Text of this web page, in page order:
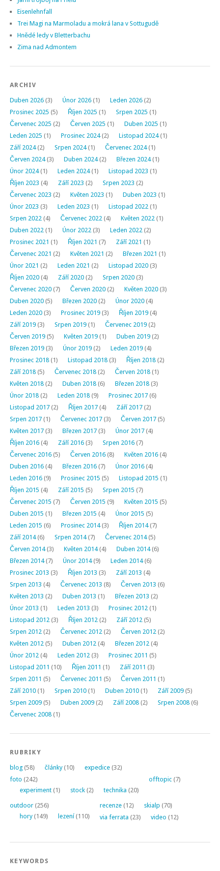
Eisenlehnfall
Trei Magi na Marmoladu a mokrá lana v Sottugudě
Hnědé ledy v Bletterbachu
Zima nad Admontem
ARCHIV
Duben 2026 (3) Únor 2026 (1) Leden 2026 (2)
Prosinec 2025 (5) Říjen 2025 (1) Srpen 2025 (1)
Červenec 2025 (2) Červen 2025 (1) Duben 2025 (1)
Leden 2025 (1) Prosinec 2024(2) Listopad 2024(1)
Září 2024(2) Srpen 2024(1) Červenec 2024(1)
Červen 2024(3) Duben 2024(2) Březen 2024(1)
Únor 2024(1) Leden 2024(1) Listopad 2023 (1)
Říjen 2023 (4) Září 2023 (2) Srpen 2023 (2)
Červenec 2023 (2) Květen 2023 (1) Duben 2023 (1)
Únor 2023 (3) Leden 2023 (1) Listopad 2022 (1)
Srpen 2022 (4) Červenec 2022 (4) Květen 2022 (1)
Duben 2022 (1) Únor 2022 (3) Leden 2022 (2)
Prosinec 2021 (1) Říjen 2021 (7) Září 2021 (1)
Červenec 2021 (2) Květen 2021 (2) Březen 2021 (1)
Únor 2021 (2) Leden 2021 (2) Listopad 2020 (3)
Říjen 2020 (4) Září 2020 (2) Srpen 2020 (3)
Červenec 2020 (7) Červen 2020 (2) Květen 2020 (3)
Duben 2020 (5) Březen 2020 (2) Únor 2020 (4)
Leden 2020 (3) Prosinec 2019 (3) Říjen 2019 (4)
Září 2019 (3) Srpen 2019 (1) Červenec 2019 (2)
Červen 2019 (5) Květen 2019 (1) Duben 2019 (2)
Březen 2019 (3) Únor 2019 (2) Leden 2019 (4)
Prosinec 2018 (1) Listopad 2018 (3) Říjen 2018 (2)
Září 2018 (5) Červenec 2018 (2) Červen 2018 (1)
Květen 2018 (2) Duben 2018 (6) Březen 2018 (3)
Únor 2018 (2) Leden 2018 (9) Prosinec 2017 (6)
Listopad 2017 (2) Říjen 2017 (4) Září 2017 (2)
Srpen 2017 (1) Červenec 2017 (3) Červen 2017 (5)
Květen 2017 (3) Březen 2017 (3) Únor 2017 (4)
Říjen 2016 (4) Září 2016 (3) Srpen 2016 (7)
Červenec 2016 (5) Červen 2016 (8) Květen 2016 (4)
Duben 2016 (4) Březen 2016 (7) Únor 2016 (4)
Leden 2016 (9) Prosinec 2015 (5) Listopad 2015 (1)
Říjen 2015 (4) Září 2015 (5) Srpen 2015 (7)
Červenec 2015 (7) Červen 2015 (9) Květen 2015 (5)
Duben 2015 (1) Březen 2015 (4) Únor 2015 (5)
Leden 2015 (6) Prosinec 2014(3) Říjen 2014(7)
Září 2014(6) Srpen 2014(7) Červenec 2014(5)
Červen 2014(3) Květen 2014(4) Duben 2014(6)
Březen 2014(7) Únor 2014(9) Leden 2014(6)
Prosinec 2013 (3) Říjen 2013 (3) Září 2013 (4)
Srpen 2013 (4) Červenec 2013 (8) Červen 2013 (6)
Květen 2013 (2) Duben 2013 (1) Březen 2013 (2)
Únor 2013 (1) Leden 2013 (3) Prosinec 2012 (1)
Listopad 2012 (3) Říjen 2012 (2) Září 2012 (5)
Srpen 2012 (2) Červenec 2012 (2) Červen 2012 (2)
Květen 2012 (5) Duben 2012 (4) Březen 2012 (4)
Únor 2012 (4) Leden 2012 (3) Prosinec 2011 (5)
Listopad 2011 (10) Říjen 2011 (1) Září 2011 (3)
Srpen 2011 (5) Červenec 2011 (5) Červen 2011 (1)
Září 2010 (1) Srpen 2010 (1) Duben 2010 (1) Září 2009 (5)
Srpen 2009 (5) Duben 2009 (2) Září 2008 (2) Srpen 2008 (6)
Červenec 2008 (1)
RUBRIKY
blog (58) články (10) expedice (32)
foto (242)
experiment (1) stock (2) technika (20)
offtopic (7)
outdoor (256)
hory (149) lezení(110)
recenze (12) skialp (70)
via ferrata (23) video (12)
KEYWORDS